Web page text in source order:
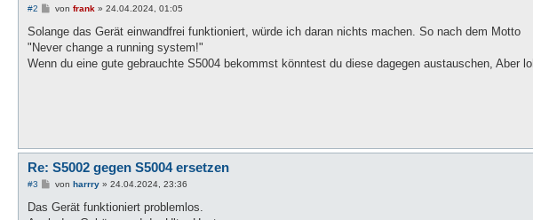
#2
B
i
r
a
von frank» 24.04.2024, 01:05
Solange das Gerät einwandfrei funktioniert, würde ich daran nichts machen. So nach dem Motto
"Never change a running system!"
Wenn du eine gute gebrauchte S5004 bekommst könntest du diese dagegen austauschen, Aber
Re: S5002 gegen S5004 ersetzen
#3
B
i
von harrry» 24.04.2024, 23:36
Das Gerät funktioniert problemlos.